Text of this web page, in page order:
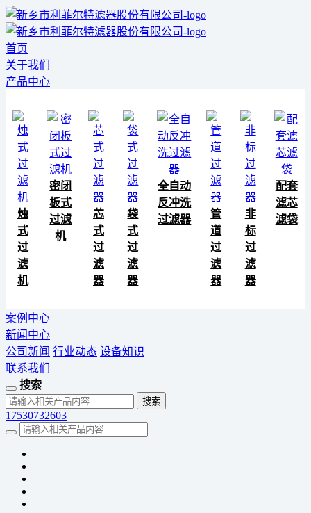
首页
关于我们
产品中心
烛
式
过
滤
机
密闭
板式
过滤
机
芯
式
过
滤
器
袋
式
过
滤
器
全自动
反冲洗
过滤器
管
道
过
滤
器
非
标
过
滤
器
配套
滤芯
滤袋
案例中心
新闻中心
公司新闻 行业动态 设备知识
联系我们
搜索
17530732603